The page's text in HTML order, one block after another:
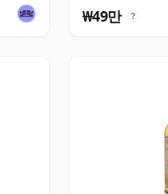
₩49만 ?